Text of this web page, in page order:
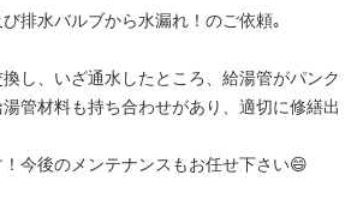
排水バルブから水漏れ！のご依頼｡
し、いざ通水したところ、給湯管がパンク
管材料も持ち合わせがあり、適切に修繕出
今後のメンテナンスもお任せ下さい😄